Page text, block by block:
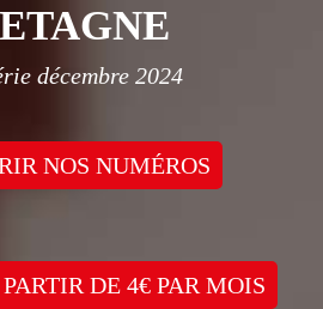
décembre 2024
NOS NUMÉROS
DE 4€ PAR MOIS